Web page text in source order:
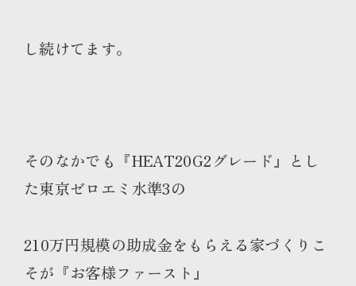
し続けてます。
そのなかでも『HEAT20G2グレード』とし
た東京ゼロエミ水準3の
210万円規模の助成金をもらえる家づくりこ
そが『お客様ファースト』